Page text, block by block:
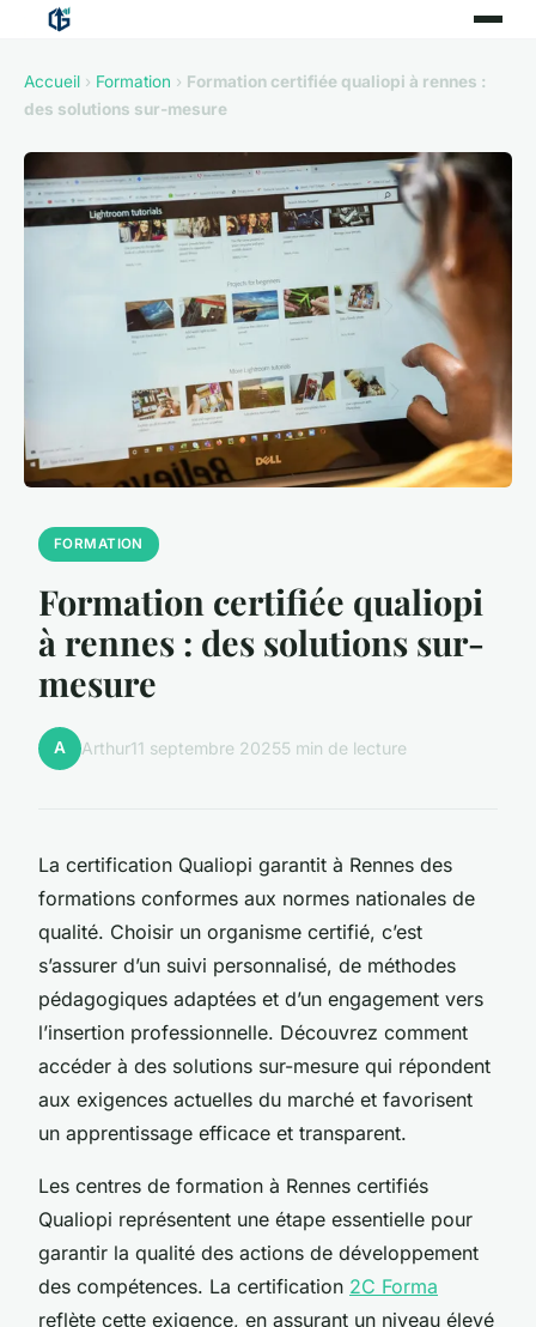
Accueil › Formation › Formation certifiée qualiopi à rennes :
des solutions sur-mesure
FORMATION
Formation certifiée qualiopi
à rennes : des solutions sur-
mesure
A Arthur11 septembre 20255 min de lecture
La certification Qualiopi garantit à Rennes des
formations conformes aux normes nationales de
qualité. Choisir un organisme certifié, c’est
s’assurer d’un suivi personnalisé, de méthodes
pédagogiques adaptées et d’un engagement vers
l’insertion professionnelle. Découvrez comment
accéder à des solutions sur-mesure qui répondent
aux exigences actuelles du marché et favorisent
un apprentissage efficace et transparent.
Les centres de formation à Rennes certifiés
Qualiopi représentent une étape essentielle pour
garantir la qualité des actions de développement
des compétences. La certification 2C Forma
reflète cette exigence, en assurant un niveau élevé